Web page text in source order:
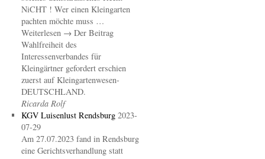
NiCHT ! Wer einen Kleingarten
pachten möchte muss …
Weiterlesen → Der Beitrag
Wahlfreiheit des
Interessenverbandes für
Kleingärtner gefordert erschien
zuerst auf Kleingartenwesen-
DEUTSCHLAND.
Ricarda Rolf
KGV Luisenlust Rendsburg 2023-
07-29
Am 27.07.2023 fand in Rendsburg
eine Gerichtsverhandlung statt